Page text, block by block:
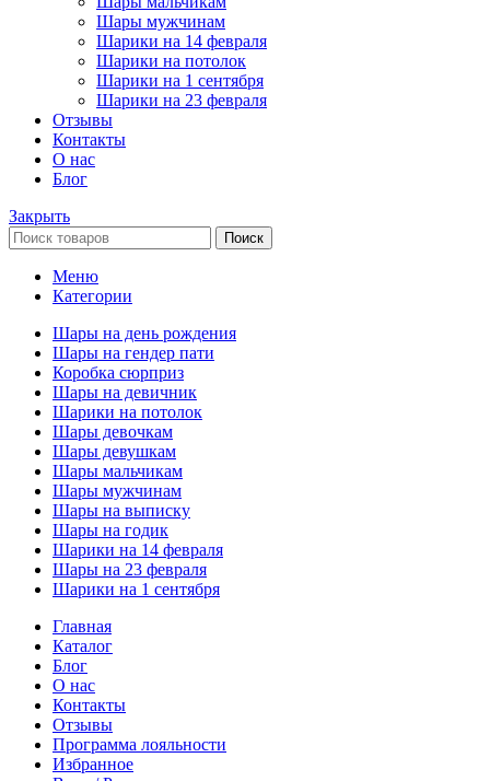
Шары мужчинам
Шарики на 14 февраля
Шарики на потолок
Шарики на 1 сентября
Шарики на 23 февраля
Отзывы
Контакты
О нас
Блог
Закрыть
Поиск
Меню
Категории
Шары на день рождения
Шары на гендер пати
Коробка сюрприз
Шары на девичник
Шарики на потолок
Шары девочкам
Шары девушкам
Шары мальчикам
Шары мужчинам
Шары на выписку
Шары на годик
Шарики на 14 февраля
Шары на 23 февраля
Шарики на 1 сентября
Главная
Каталог
Блог
О нас
Контакты
Отзывы
Программа лояльности
Избранное